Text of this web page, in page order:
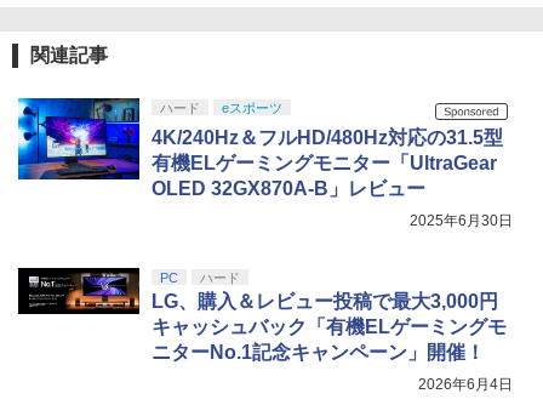
関連記事
ハード eスポーツ
4K/240Hz＆フルHD/480Hz対応の31.5型
有機ELゲーミングモニター「UltraGear
OLED 32GX870A-B」レビュー
2025年6月30日
PC ハード
LG、購入＆レビュー投稿で最大3,000円
キャッシュバック「有機ELゲーミングモ
ニターNo.1記念キャンペーン」開催！
2026年6月4日